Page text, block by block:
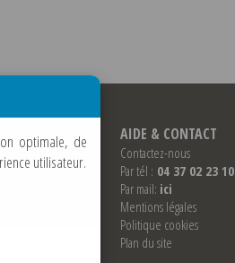
& SPORTS AIDE & CONTACT
Contactez-nous
Par tél : 04 37 02 23 10
Par mail: ici
Mentions légales
Politique cookies
Plan du site
optimale, de
utilisateur.